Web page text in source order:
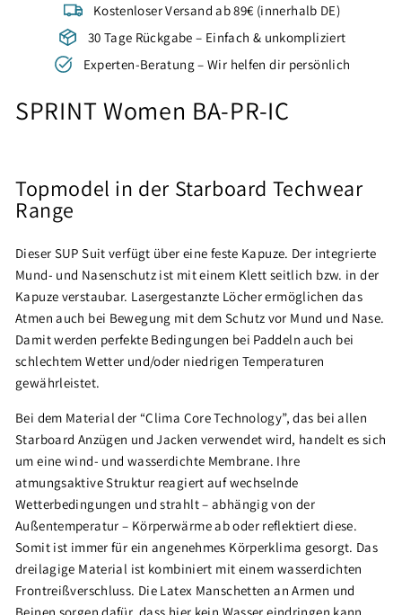
Kostenloser Versand ab 89€ (innerhalb DE)
30 Tage Rückgabe – Einfach & unkompliziert
Experten-Beratung – Wir helfen dir persönlich
SPRINT Women BA-PR-IC
Topmodel in der Starboard Techwear
Range
Dieser SUP Suit verfügt über eine feste Kapuze. Der integrierte
Mund- und Nasenschutz ist mit einem Klett seitlich bzw. in der
Kapuze verstaubar. Lasergestanzte Löcher ermöglichen das
Atmen auch bei Bewegung mit dem Schutz vor Mund und Nase.
Damit werden perfekte Bedingungen bei Paddeln auch bei
schlechtem Wetter und/oder niedrigen Temperaturen
gewährleistet.
Bei dem Material der “Clima Core Technology”, das bei allen
Starboard Anzügen und Jacken verwendet wird, handelt es sich
um eine wind- und wasserdichte Membrane. Ihre
atmungsaktive Struktur reagiert auf wechselnde
Wetterbedingungen und strahlt – abhängig von der
Außentemperatur – Körperwärme ab oder reflektiert diese.
Somit ist immer für ein angenehmes Körperklima gesorgt. Das
dreilagige Material ist kombiniert mit einem wasserdichten
Frontreißverschluss. Die Latex Manschetten an Armen und